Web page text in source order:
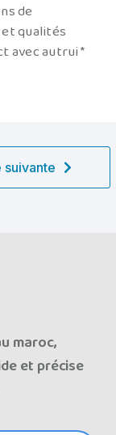
de
qualités
avec autrui *
suivante
maroc,
et précise